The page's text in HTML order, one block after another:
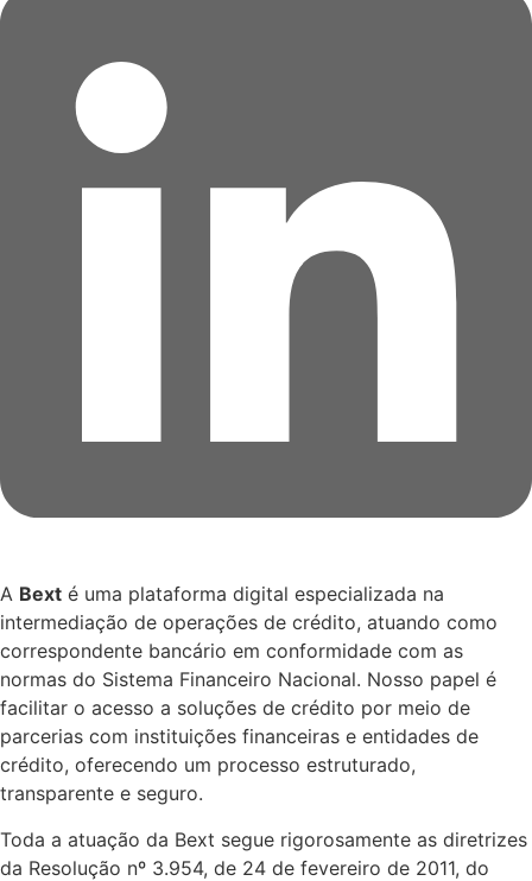
A Bext é uma plataforma digital especializada na
intermediação de operações de crédito, atuando como
correspondente bancário em conformidade com as
normas do Sistema Financeiro Nacional. Nosso papel é
facilitar o acesso a soluções de crédito por meio de
parcerias com instituições financeiras e entidades de
crédito, oferecendo um processo estruturado,
transparente e seguro.
Toda a atuação da Bext segue rigorosamente as diretrizes
da Resolução nº 3.954, de 24 de fevereiro de 2011, do